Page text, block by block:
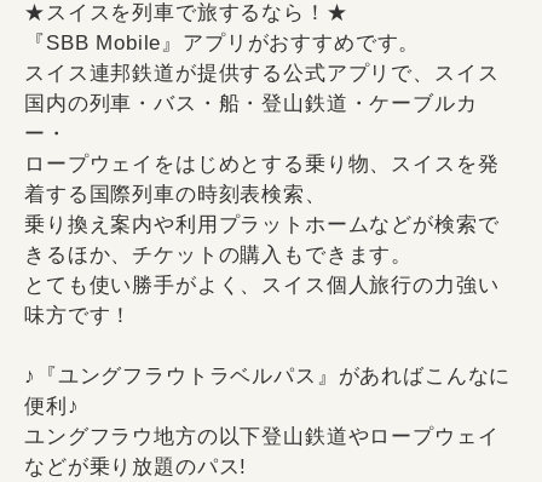
★スイスを列車で旅するなら！★
『SBB Mobile』アプリがおすすめです。
スイス連邦鉄道が提供する公式アプリで、スイス
国内の列車・バス・船・登山鉄道・ケーブルカ
ー・
ロープウェイをはじめとする乗り物、スイスを発
着する国際列車の時刻表検索、
乗り換え案内や利用プラットホームなどが検索で
きるほか、チケットの購入もできます。
とても使い勝手がよく、スイス個人旅行の力強い
味方です！
♪『ユングフラウトラベルパス』があればこんなに
便利♪
ユングフラウ地方の以下登山鉄道やロープウェイ
などが乗り放題のパス!